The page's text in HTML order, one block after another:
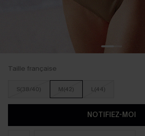
Taille française
S(38/40) M(42) L(44)
NOTIFIEZ-MOI